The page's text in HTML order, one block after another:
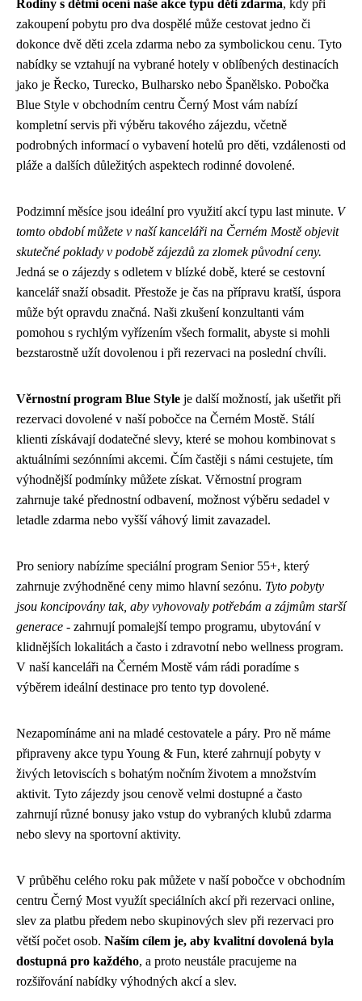
Rodiny s dětmi ocení naše akce typu děti zdarma, kdy při
zakoupení pobytu pro dva dospělé může cestovat jedno či
dokonce dvě děti zcela zdarma nebo za symbolickou cenu. Tyto
nabídky se vztahují na vybrané hotely v oblíbených destinacích
jako je Řecko, Turecko, Bulharsko nebo Španělsko. Pobočka
Blue Style v obchodním centru Černý Most vám nabízí
kompletní servis při výběru takového zájezdu, včetně
podrobných informací o vybavení hotelů pro děti, vzdálenosti od
pláže a dalších důležitých aspektech rodinné dovolené.
Podzimní měsíce jsou ideální pro využití akcí typu last minute. V
tomto období můžete v naší kanceláři na Černém Mostě objevit
skutečné poklady v podobě zájezdů za zlomek původní ceny.
Jedná se o zájezdy s odletem v blízké době, které se cestovní
kancelář snaží obsadit. Přestože je čas na přípravu kratší, úspora
může být opravdu značná. Naši zkušení konzultanti vám
pomohou s rychlým vyřízením všech formalit, abyste si mohli
bezstarostně užít dovolenou i při rezervaci na poslední chvíli.
Věrnostní program Blue Style je další možností, jak ušetřit při
rezervaci dovolené v naší pobočce na Černém Mostě. Stálí
klienti získávají dodatečné slevy, které se mohou kombinovat s
aktuálními sezónními akcemi. Čím častěji s námi cestujete, tím
výhodnější podmínky můžete získat. Věrnostní program
zahrnuje také přednostní odbavení, možnost výběru sedadel v
letadle zdarma nebo vyšší váhový limit zavazadel.
Pro seniory nabízíme speciální program Senior 55+, který
zahrnuje zvýhodněné ceny mimo hlavní sezónu. Tyto pobyty
jsou koncipovány tak, aby vyhovovaly potřebám a zájmům starší
generace - zahrnují pomalejší tempo programu, ubytování v
klidnějších lokalitách a často i zdravotní nebo wellness program.
V naší kanceláři na Černém Mostě vám rádi poradíme s
výběrem ideální destinace pro tento typ dovolené.
Nezapomínáme ani na mladé cestovatele a páry. Pro ně máme
připraveny akce typu Young & Fun, které zahrnují pobyty v
živých letoviscích s bohatým nočním životem a množstvím
aktivit. Tyto zájezdy jsou cenově velmi dostupné a často
zahrnují různé bonusy jako vstup do vybraných klubů zdarma
nebo slevy na sportovní aktivity.
V průběhu celého roku pak můžete v naší pobočce v obchodním
centru Černý Most využít speciálních akcí při rezervaci online,
slev za platbu předem nebo skupinových slev při rezervaci pro
větší počet osob. Naším cílem je, aby kvalitní dovolená byla
dostupná pro každého, a proto neustále pracujeme na
rozšiřování nabídky výhodných akcí a slev.